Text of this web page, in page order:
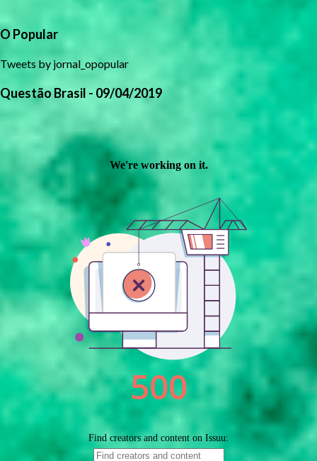
O Popular
Tweets by jornal_opopular
Questão Brasil - 09/04/2019